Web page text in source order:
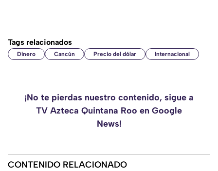
Tags relacionados
Dinero Cancún Precio del dólar Internacional
¡No te pierdas nuestro contenido, sigue a
TV Azteca Quintana Roo en Google
News!
CONTENIDO RELACIONADO